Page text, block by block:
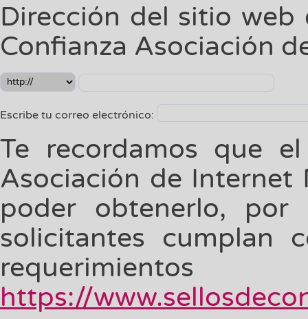
Dirección del sitio web
Confianza Asociación
Escribe tu correo electrónico:
Te recordamos que
Asociación de
poder obtenerlo,
solicitantes cumplan
https://